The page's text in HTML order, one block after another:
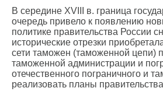
В середине XVIII в. граница
очередь привело к появлению
политике правительства России
исторические отрезки
сети таможен (таможенной цепи)
таможенной администрации и
отечественного пограничного и
реализовать планы